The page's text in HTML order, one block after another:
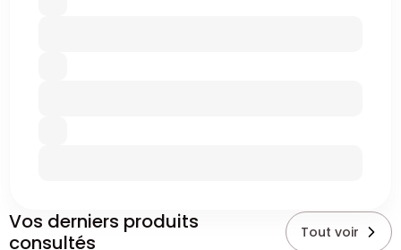
Vos derniers produits
consultés
Tout voir